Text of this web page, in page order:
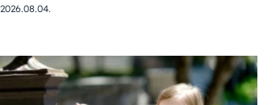
2026.08.04.